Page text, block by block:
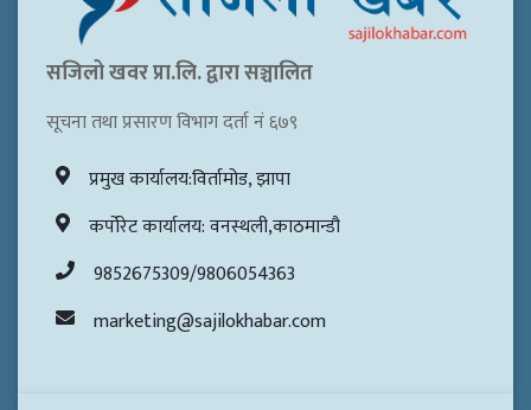
सजिलो खवर प्रा.लि. द्वारा सञ्चालित
सूचना तथा प्रसारण विभाग दर्ता नं ६७९
प्रमुख कार्यालय:विर्तामोड, झापा
कर्पोरेट कार्यालय: वनस्थली,काठमान्डौ
9852675309/9806054363
marketing@sajilokhabar.com